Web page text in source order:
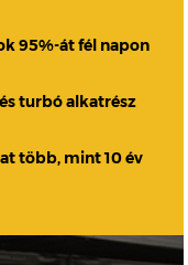
95%-át fél napon
turbó alkatrész
több, mint 10 év